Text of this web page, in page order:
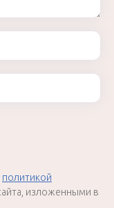
политикой
изложенными в